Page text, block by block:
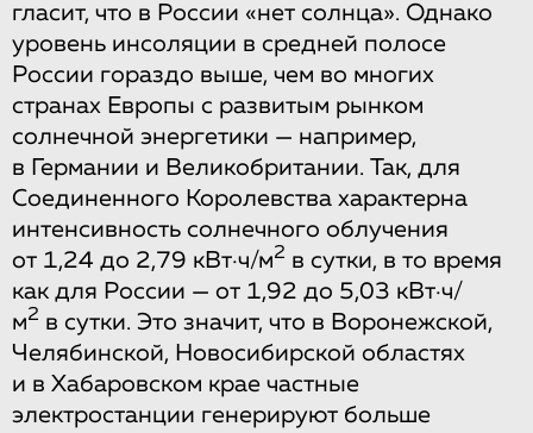
гласит, что в России «нет солнца». Однако
уровень инсоляции в средней полосе
России гораздо выше, чем во многих
странах Европы с развитым рынком
солнечной энергетики — например,
в Германии и Великобритании. Так, для
Соединенного Королевства характерна
интенсивность солнечного облучения
от 1,24 до 2,79 кВт·ч/м2 в сутки, в то время
как для России — от 1,92 до 5,03 кВт·ч/
м2 в сутки. Это значит, что в Воронежской,
Челябинской, Новосибирской областях
и в Хабаровском крае частные
электростанции генерируют больше